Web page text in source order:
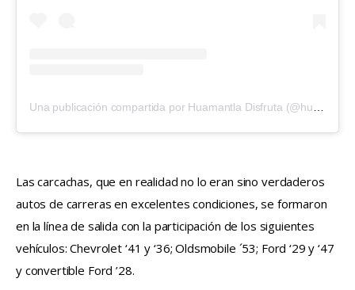
Las carcachas, que en realidad no lo eran sino verdaderos
autos de carreras en excelentes condiciones, se formaron
en la línea de salida con la participación de los siguientes
vehículos: Chevrolet ‘41 y ‘36; Oldsmobile ´53; Ford ‘29 y ‘47
y convertible Ford ’28.